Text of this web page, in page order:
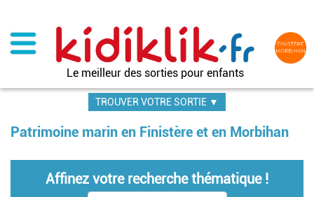
contenu
principal
Le meilleur des sorties pour enfants
TROUVER VOTRE SORTIE ▼
Patrimoine marin en Finistère et en Morbihan
Affinez votre recherche thématique !